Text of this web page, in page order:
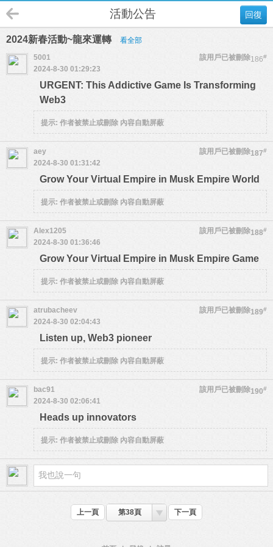
回復
活動公告
2024新春活動~龍來運轉 看全部
186#
5001
該用戶已被刪除
2024-8-30 01:29:23
URGENT: This Addictive Game Is Transforming
Web3
提示: 作者被禁止或刪除 內容自動屏蔽
187#
aey
該用戶已被刪除
2024-8-30 01:31:42
Grow Your Virtual Empire in Musk Empire World
提示: 作者被禁止或刪除 內容自動屏蔽
188#
Alex1205
該用戶已被刪除
2024-8-30 01:36:46
Grow Your Virtual Empire in Musk Empire Game
提示: 作者被禁止或刪除 內容自動屏蔽
189#
atrubacheev
該用戶已被刪除
2024-8-30 02:04:43
Listen up, Web3 pioneer
提示: 作者被禁止或刪除 內容自動屏蔽
190#
bac91
該用戶已被刪除
2024-8-30 02:06:41
Heads up innovators
提示: 作者被禁止或刪除 內容自動屏蔽
上一頁 第38頁 下一頁